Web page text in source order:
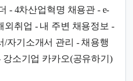
- 4차산업혁명 채용관 - e-
외취업 - 내 주변 채용정보 -
/자기소개서 관리 - 채용행
소기업 카카오(공유하기)